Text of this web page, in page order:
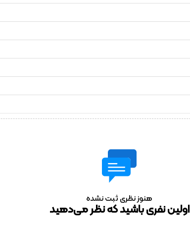
هنوز نظری ثبت نشده
اولین نفری باشید که نظر می‌دهید